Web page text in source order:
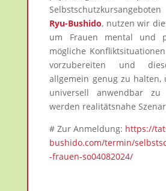
Ryu-Bushido, nutzen wir
um Frauen mental und
mögliche
vorzubereiten und
allgemein genug zu halten,
universell anwendbar
werden realitätsnahe
# Zur Anmeldung: https://
bushido.com/termin/
-frauen-so04082024/